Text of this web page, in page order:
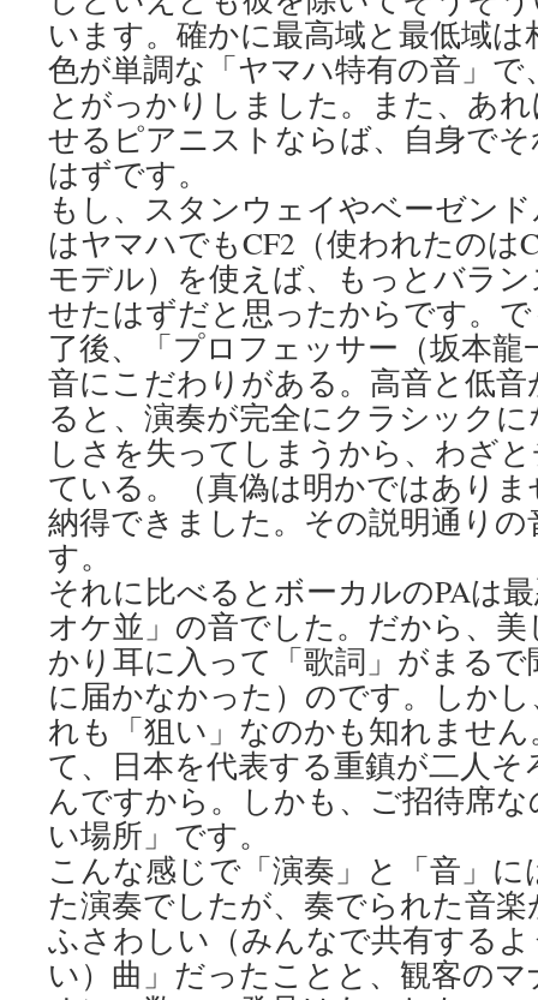
います。確かに最高域と最低域
色が単調な「ヤマハ特有の音」
とがっかりしました。また、あ
せるピアニストならば、自身で
はずです。
もし、スタンウェイやベーゼン
はヤマハでもCF2（使われたのは
モデル）を使えば、もっとバラ
せたはずだと思ったからです。
了後、「プロフェッサー（坂本
音にこだわりがある。高音と低
ると、演奏が完全にクラシック
しさを失ってしまうから、わざ
ている。（真偽は明かではあり
納得できました。その説明通り
す。
それに比べるとボーカルのPAは
オケ並」の音でした。だから、
かり耳に入って「歌詞」がまる
に届かなかった）のです。しか
れも「狙い」なのかも知れませ
て、日本を代表する重鎮が二人
んですから。しかも、ご招待席
い場所」です。
こんな感じで「演奏」と「音」
た演奏でしたが、奏でられた音
ふさわしい（みんなで共有する
い）曲」だったことと、観客の